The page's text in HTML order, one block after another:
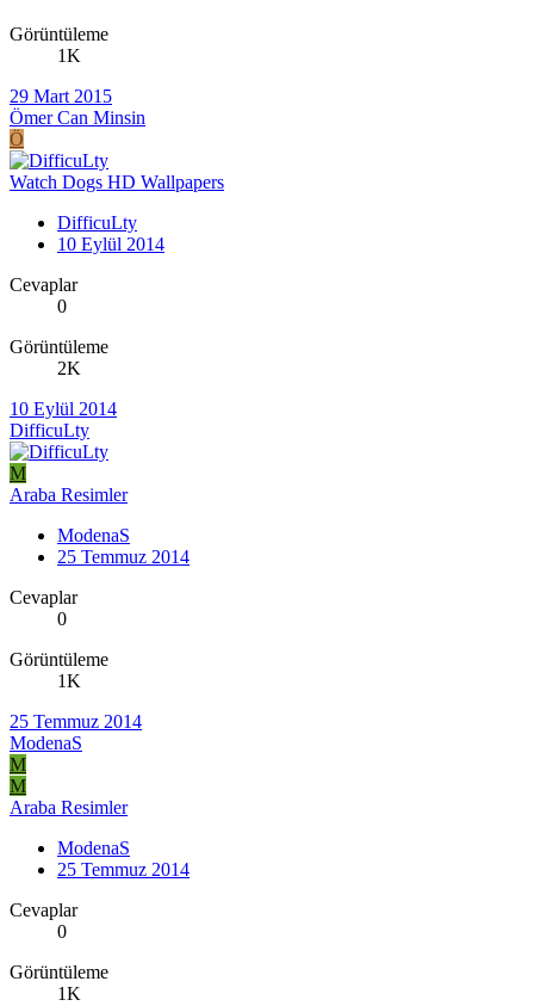
Görüntüleme
1K
29 Mart 2015
Ömer Can Minsin
Ö
Watch Dogs HD Wallpapers
DifficuLty
10 Eylül 2014
Cevaplar
0
Görüntüleme
2K
10 Eylül 2014
DifficuLty
M
Araba Resimler
ModenaS
25 Temmuz 2014
Cevaplar
0
Görüntüleme
1K
25 Temmuz 2014
ModenaS
M
M
Araba Resimler
ModenaS
25 Temmuz 2014
Cevaplar
0
Görüntüleme
1K